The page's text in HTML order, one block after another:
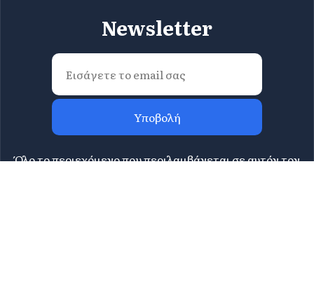
Newsletter
Υποβολή
Όλο το περιεχόμενο που περιλαμβάνεται σε αυτόν τον